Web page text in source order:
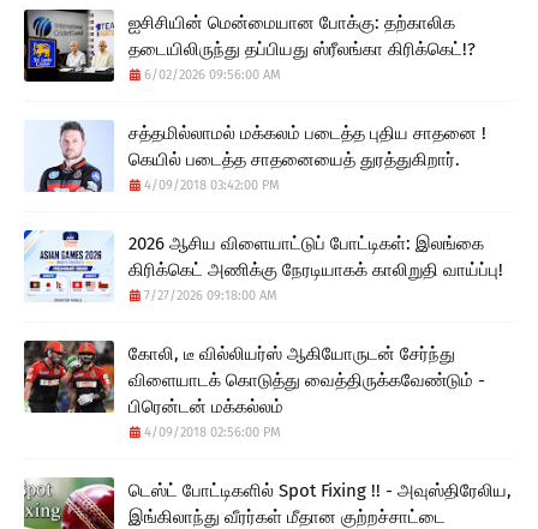
ஐசிசியின் மென்மையான போக்கு: தற்காலிக
தடையிலிருந்து தப்பியது ஸ்ரீலங்கா கிரிக்கெட்!?
6/02/2026 09:56:00 AM
சத்தமில்லாமல் மக்கலம் படைத்த புதிய சாதனை !
கெயில் படைத்த சாதனையைத் துரத்துகிறார்.
4/09/2018 03:42:00 PM
2026 ஆசிய விளையாட்டுப் போட்டிகள்: இலங்கை
கிரிக்கெட் அணிக்கு நேரடியாகக் காலிறுதி வாய்ப்பு!
7/27/2026 09:18:00 AM
கோலி, டீ வில்லியர்ஸ் ஆகியோருடன் சேர்ந்து
விளையாடக் கொடுத்து வைத்திருக்கவேண்டும் -
பிரென்டன் மக்கல்லம்
4/09/2018 02:56:00 PM
டெஸ்ட் போட்டிகளில் Spot Fixing !! - அவுஸ்திரேலிய,
இங்கிலாந்து வீரர்கள் மீதான குற்றச்சாட்டை